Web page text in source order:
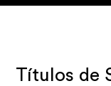
Títulos de